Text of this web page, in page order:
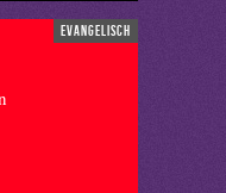
evangelisch